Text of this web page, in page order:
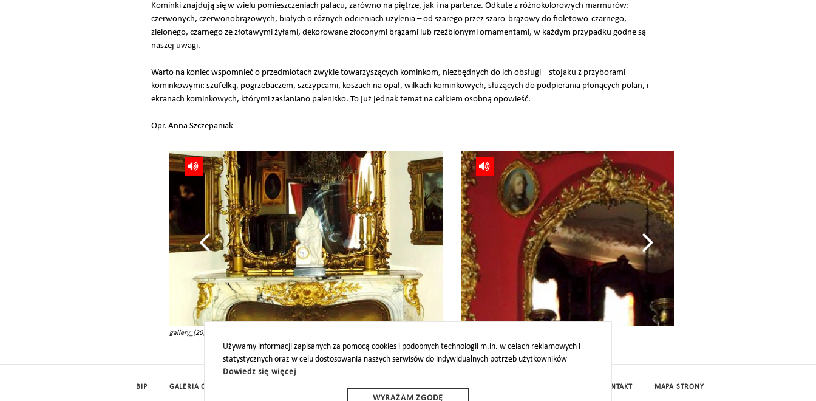
Kominki znajdują się w wielu pomieszczeniach pałacu, zarówno na piętrze, jak i na parterze. Odkute z różnokolorowych marmurów:
czerwonych, czerwonobrązowych, białych o różnych odcieniach użylenia – od szarego przez szaro-brązowy do fioletowo-czarnego,
zielonego, czarnego ze złotawymi żyłami, dekorowane złoconymi brązami lub rzeźbionymi ornamentami, w każdym przypadku godne są
naszej uwagi.
Warto na koniec wspomnieć o przedmiotach zwykle towarzyszących kominkom, niezbędnych do ich obsługi – stojaku z przyborami
kominkowymi: szufelką, pogrzebaczem, szczypcami, koszach na opał, wilkach kominkowych, służących do podpierania płonących polan, i
ekranach kominkowych, którymi zasłaniano palenisko. To już jednak temat na całkiem osobną opowieść.
Opr. Anna Szczepaniak
gallery_(20)
Używamy informacji zapisanych za pomocą cookies i podobnych technologii m.in. w celach reklamowych i
statystycznych oraz w celu dostosowania naszych serwisów do indywidualnych potrzeb użytkowników
Dowiedz się więcej
WYRAŻAM ZGODĘ
BIP GALERIA CYFROWA PROJEKTY UE DOTACJE KONTAKT MAPA STRONY